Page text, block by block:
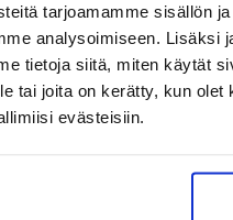
tarjoamamme sisällön
analysoimiseen. Lisäksi
tietoja siitä, miten käytät
tai joita on kerätty, kun
evästeisiin.Katso